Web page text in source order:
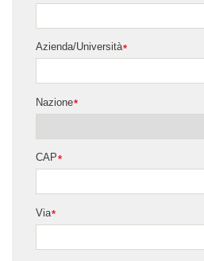
*
Azienda/Università
*
Nazione
*
CAP
*
Via